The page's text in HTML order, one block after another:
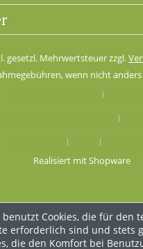
gesetzl. Mehrwertsteuer zzgl.
wenn nicht
Realisiert mit Shopware
benutzt Cookies, die für den
erforderlich sind und stets
die den Komfort bei